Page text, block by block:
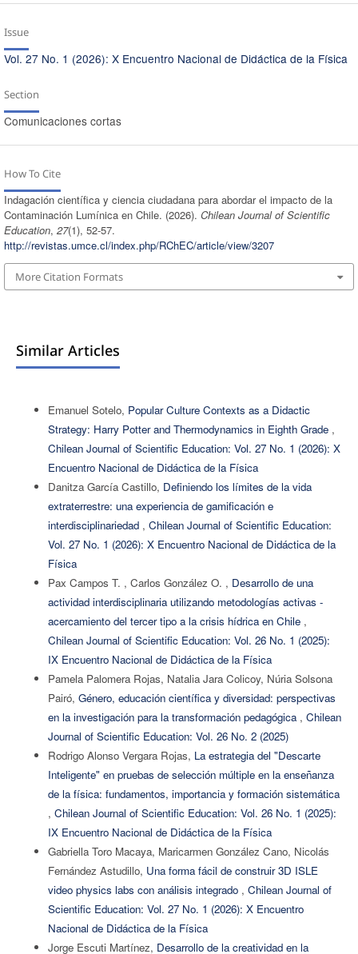
Issue
Vol. 27 No. 1 (2026): X Encuentro Nacional de Didáctica de la Física
Section
Comunicaciones cortas
How To Cite
Indagación científica y ciencia ciudadana para abordar el impacto de la
Contaminación Lumínica en Chile. (2026). Chilean Journal of Scientific
Education, 27(1), 52-57.
http://revistas.umce.cl/index.php/RChEC/article/view/3207
More Citation Formats
Similar Articles
Emanuel Sotelo, Popular Culture Contexts as a Didactic
Strategy: Harry Potter and Thermodynamics in Eighth Grade ,
Chilean Journal of Scientific Education: Vol. 27 No. 1 (2026): X
Encuentro Nacional de Didáctica de la Física
Danitza García Castillo, Definiendo los límites de la vida
extraterrestre: una experiencia de gamificación e
interdisciplinariedad , Chilean Journal of Scientific Education:
Vol. 27 No. 1 (2026): X Encuentro Nacional de Didáctica de la
Física
Pax Campos T. , Carlos González O. , Desarrollo de una
actividad interdisciplinaria utilizando metodologías activas -
acercamiento del tercer tipo a la crisis hídrica en Chile ,
Chilean Journal of Scientific Education: Vol. 26 No. 1 (2025):
IX Encuentro Nacional de Didáctica de la Física
Pamela Palomera Rojas, Natalia Jara Colicoy, Núria Solsona
Pairó, Género, educación científica y diversidad: perspectivas
en la investigación para la transformación pedagógica , Chilean
Journal of Scientific Education: Vol. 26 No. 2 (2025)
Rodrigo Alonso Vergara Rojas, La estrategia del "Descarte
Inteligente" en pruebas de selección múltiple en la enseñanza
de la física: fundamentos, importancia y formación sistemática
, Chilean Journal of Scientific Education: Vol. 26 No. 1 (2025):
IX Encuentro Nacional de Didáctica de la Física
Gabriella Toro Macaya, Maricarmen González Cano, Nicolás
Fernández Astudillo, Una forma fácil de construir 3D ISLE
video physics labs con análisis integrado , Chilean Journal of
Scientific Education: Vol. 27 No. 1 (2026): X Encuentro
Nacional de Didáctica de la Física
Jorge Escuti Martínez, Desarrollo de la creatividad en la